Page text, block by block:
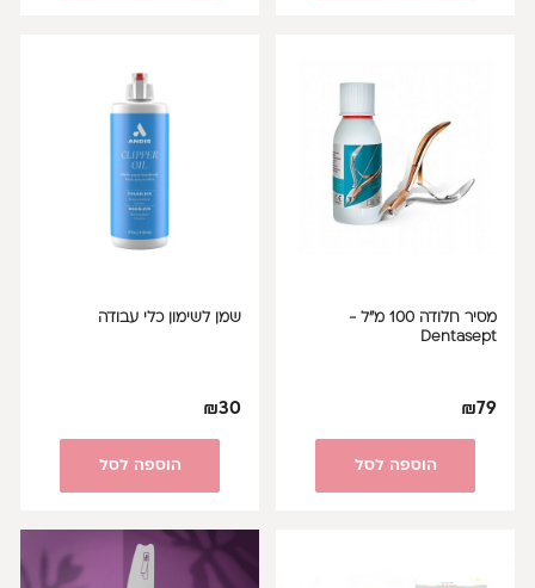
מסיר חלודה 100 מ"ל -
Dentasept
₪79
הוספה לסל
שמן לשימון כלי עבודה
₪30
הוספה לסל